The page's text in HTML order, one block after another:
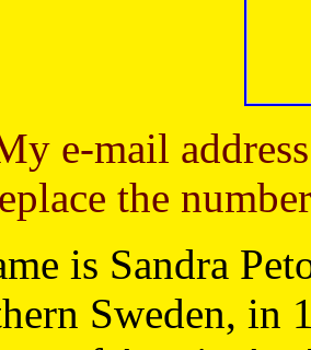
e-mail
the
is Sandra
Sweden, in